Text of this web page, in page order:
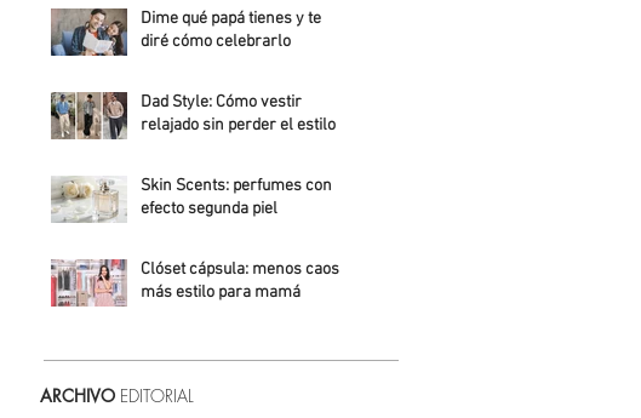
Alejandra Roldán
Dime qué papá tienes y te
diré cómo celebrarlo
Dad Style: Cómo vestir
relajado sin perder el estilo
Skin Scents: perfumes con
efecto segunda piel
Clóset cápsula: menos caos,
más estilo para mamá
ARCHIVO EDITORIAL